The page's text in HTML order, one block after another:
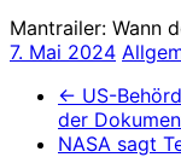
Mantrailer: Wann
7. Mai 2024
← US-
der
NASA sagt